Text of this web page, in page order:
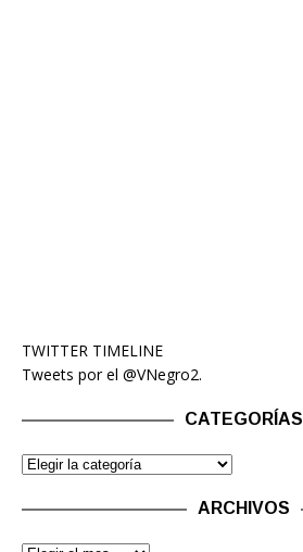
TWITTER TIMELINE
Tweets por el @VNegro2.
CATEGORÍAS
ARCHIVOS